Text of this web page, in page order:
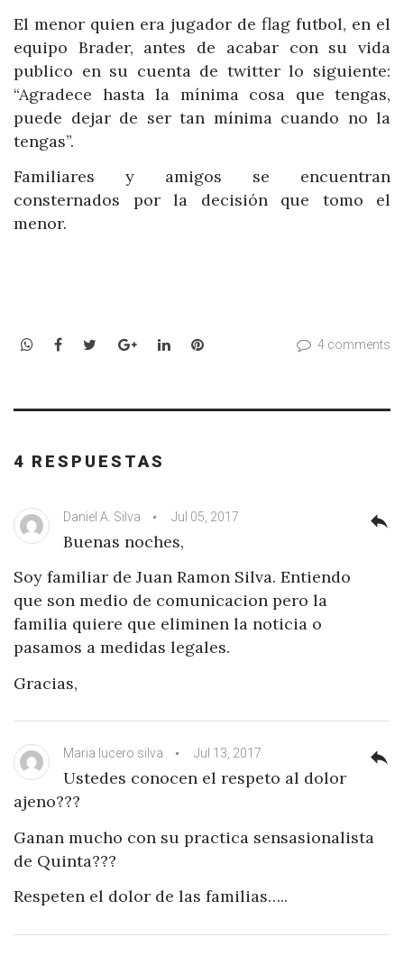
El menor quien era jugador de flag futbol, en el
equipo Brader, antes de acabar con su vida
publico en su cuenta de twitter lo siguiente:
“Agradece hasta la mínima cosa que tengas,
puede dejar de ser tan mínima cuando no la
tengas”.
Familiares y amigos se encuentran
consternados por la decisión que tomo el
menor.
WhatsApp
Facebook
TwitterGoogle+LinkedInPinterest 4 comments
4 RESPUESTAS
Daniel A. Silva Jul 05, 2017
Buenas noches,
Soy familiar de Juan Ramon Silva. Entiendo
que son medio de comunicacion pero la
familia quiere que eliminen la noticia o
pasamos a medidas legales.
Gracias,
reply
Maria lucero silva Jul 13, 2017
Ustedes conocen el respeto al dolor
ajeno???
Ganan mucho con su practica sensasionalista
de Quinta???
Respeten el dolor de las familias…..
reply